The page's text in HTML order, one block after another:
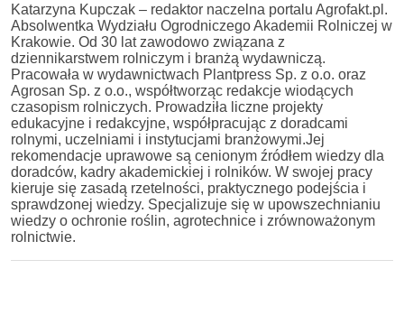
Katarzyna Kupczak – redaktor naczelna portalu Agrofakt.pl.
Absolwentka Wydziału Ogrodniczego Akademii Rolniczej w
Krakowie. Od 30 lat zawodowo związana z
dziennikarstwem rolniczym i branżą wydawniczą.
Pracowała w wydawnictwach Plantpress Sp. z o.o. oraz
Agrosan Sp. z o.o., współtworząc redakcje wiodących
czasopism rolniczych. Prowadziła liczne projekty
edukacyjne i redakcyjne, współpracując z doradcami
rolnymi, uczelniami i instytucjami branżowymi.Jej
rekomendacje uprawowe są cenionym źródłem wiedzy dla
doradców, kadry akademickiej i rolników. W swojej pracy
kieruje się zasadą rzetelności, praktycznego podejścia i
sprawdzonej wiedzy. Specjalizuje się w upowszechnianiu
wiedzy o ochronie roślin, agrotechnice i zrównoważonym
rolnictwie.